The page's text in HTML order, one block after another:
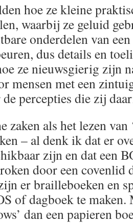
hoe ze kleine
waarbij ze geluid
onderdelen van
dus details en
ze nieuwsgierig zijn
mensen met een
percepties die zij
zaken als het lezen
– al denk ik dat er
zijn en dat een
door een covenlid
er brailleboeken en
of dagboek te maken.
dan een papieren